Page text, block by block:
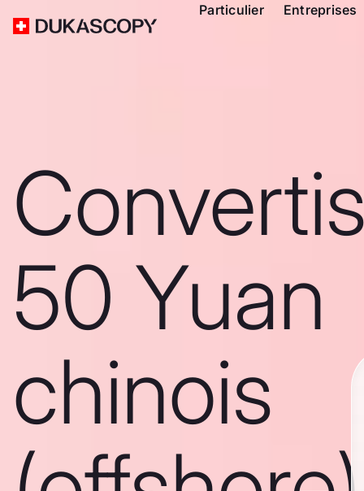
Particulier Entreprises
50 Yuan
chinois